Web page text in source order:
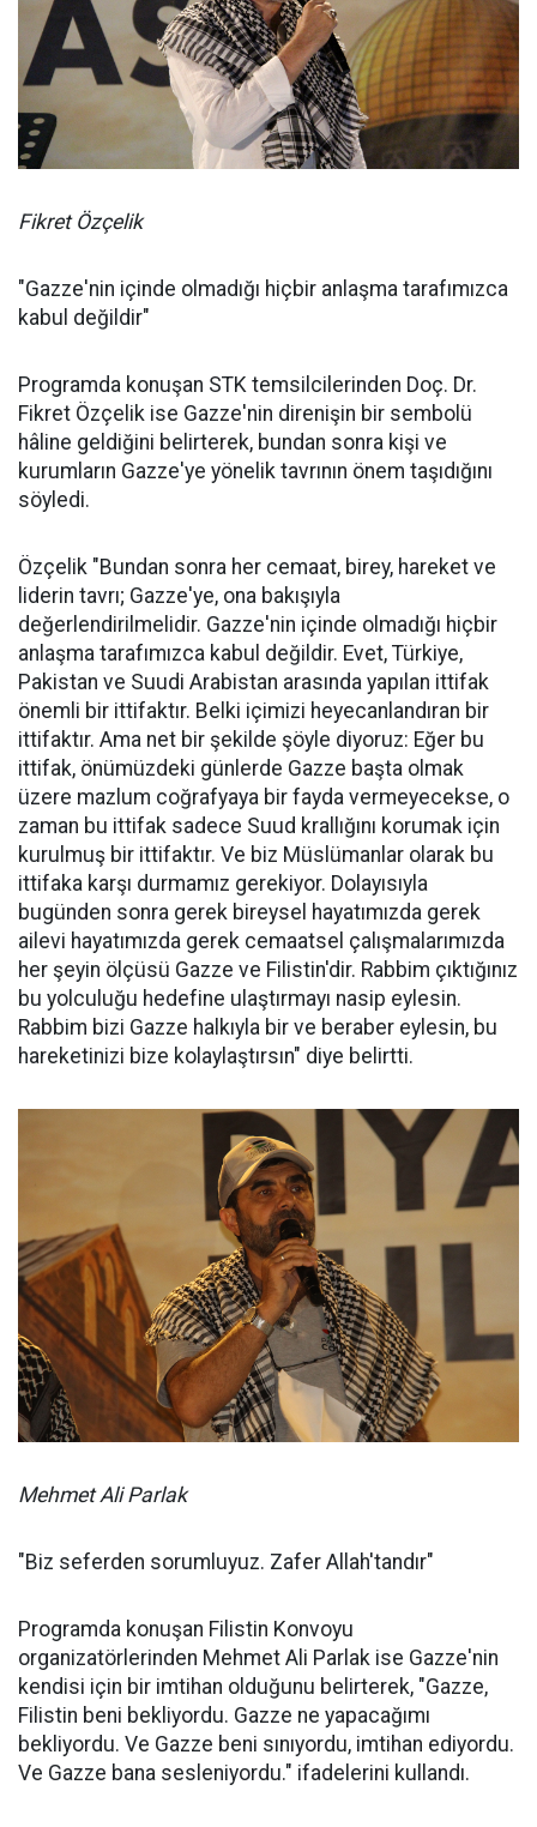
Fikret Özçelik
"Gazze'nin içinde olmadığı hiçbir anlaşma tarafımızca
kabul değildir"
Programda konuşan STK temsilcilerinden Doç. Dr.
Fikret Özçelik ise Gazze'nin direnişin bir sembolü
hâline geldiğini belirterek, bundan sonra kişi ve
kurumların Gazze'ye yönelik tavrının önem taşıdığını
söyledi.
Özçelik "Bundan sonra her cemaat, birey, hareket ve
liderin tavrı; Gazze'ye, ona bakışıyla
değerlendirilmelidir. Gazze'nin içinde olmadığı hiçbir
anlaşma tarafımızca kabul değildir. Evet, Türkiye,
Pakistan ve Suudi Arabistan arasında yapılan ittifak
önemli bir ittifaktır. Belki içimizi heyecanlandıran bir
ittifaktır. Ama net bir şekilde şöyle diyoruz: Eğer bu
ittifak, önümüzdeki günlerde Gazze başta olmak
üzere mazlum coğrafyaya bir fayda vermeyecekse, o
zaman bu ittifak sadece Suud krallığını korumak için
kurulmuş bir ittifaktır. Ve biz Müslümanlar olarak bu
ittifaka karşı durmamız gerekiyor. Dolayısıyla
bugünden sonra gerek bireysel hayatımızda gerek
ailevi hayatımızda gerek cemaatsel çalışmalarımızda
her şeyin ölçüsü Gazze ve Filistin'dir. Rabbim çıktığınız
bu yolculuğu hedefine ulaştırmayı nasip eylesin.
Rabbim bizi Gazze halkıyla bir ve beraber eylesin, bu
hareketinizi bize kolaylaştırsın" diye belirtti.
Mehmet Ali Parlak
"Biz seferden sorumluyuz. Zafer Allah'tandır"
Programda konuşan Filistin Konvoyu
organizatörlerinden Mehmet Ali Parlak ise Gazze'nin
kendisi için bir imtihan olduğunu belirterek, "Gazze,
Filistin beni bekliyordu. Gazze ne yapacağımı
bekliyordu. Ve Gazze beni sınıyordu, imtihan ediyordu.
Ve Gazze bana sesleniyordu." ifadelerini kullandı.